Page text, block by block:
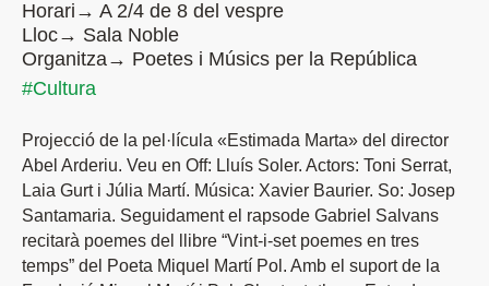
Horari→ A 2/4 de 8 del vespre
Lloc→ Sala Noble
Organitza→ Poetes i Músics per la República
#Cultura
Projecció de la pel·lícula «Estimada Marta» del director
Abel Arderiu. Veu en Off: Lluís Soler. Actors: Toni Serrat,
Laia Gurt i Júlia Martí. Música: Xavier Baurier. So: Josep
Santamaria. Seguidament el rapsode Gabriel Salvans
recitarà poemes del llibre “Vint-i-set poemes en tres
temps” del Poeta Miquel Martí Pol. Amb el suport de la